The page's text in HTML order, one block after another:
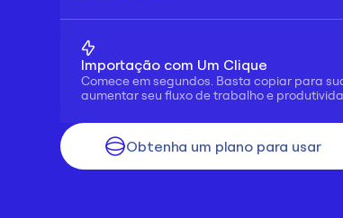
Importação com Um Clique
Comece em segundos. Basta copiar para
aumentar seu fluxo de trabalho e
Obtenha um plano para usar